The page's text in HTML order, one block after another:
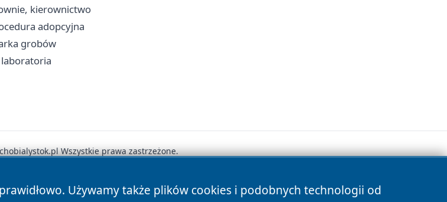
kierownictwo
adopcyjna
grobów
Używamy także plików cookies i podobnych technologii od
Wszystkie prawa zastrzeżone.
Polityka Prywatności Polityka Cookies